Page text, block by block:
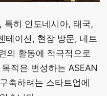
특히 인도네시아, 태국,
테이션, 현장 방문, 네트
의 활동에 적극적으로
적은 번성하는 ASEAN
축하려는 스타트업에